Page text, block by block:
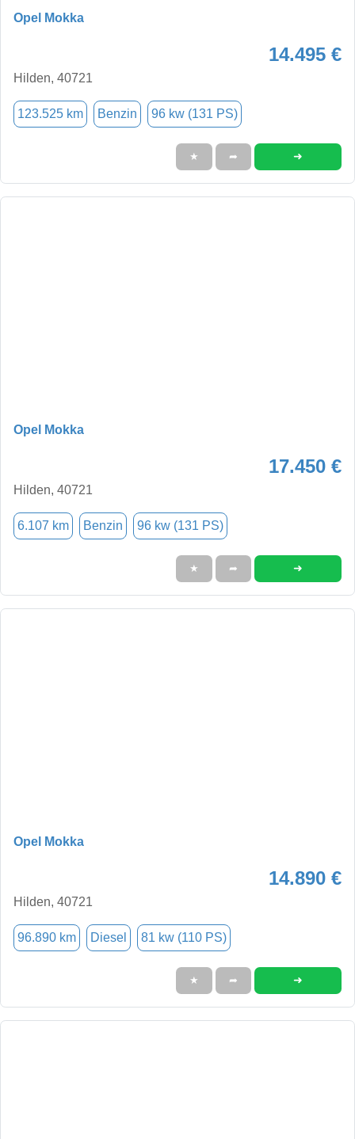
Opel Mokka
14.495 €
Hilden, 40721
123.525 km Benzin 96 kw (131 PS)
★ ➦ ➜
Opel Mokka
17.450 €
Hilden, 40721
6.107 km Benzin 96 kw (131 PS)
★ ➦ ➜
Opel Mokka
14.890 €
Hilden, 40721
96.890 km Diesel 81 kw (110 PS)
★ ➦ ➜